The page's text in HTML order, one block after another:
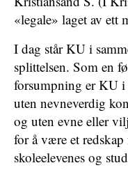
«legale» laget av ett
I dag står KU i
splittelsen. Som en
forsumpning er KU i
uten nevneverdig
og uten evne eller
for å være et
skoleelevenes og